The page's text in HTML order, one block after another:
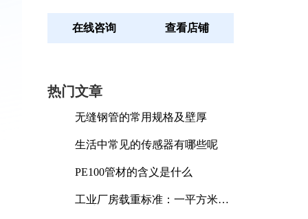
在线咨询 查看店铺
热门文章
无缝钢管的常用规格及壁厚
生活中常见的传感器有哪些呢
PE100管材的含义是什么
工业厂房载重标准：一平方米能